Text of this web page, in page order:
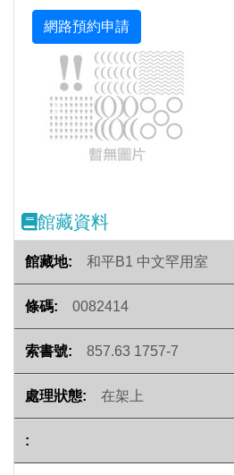
Previous
館藏資料
和平B1 中文罕用室
0082414
857.63 1757-7
在架上